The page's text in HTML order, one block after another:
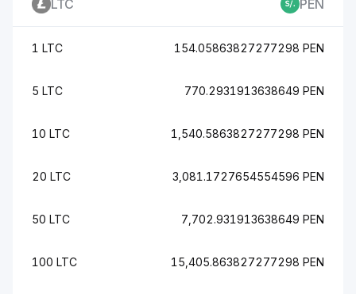
LTC PEN
1 LTC 154.05863827277298 PEN
5 LTC 770.2931913638649 PEN
10 LTC 1,540.5863827277298 PEN
20 LTC 3,081.1727654554596 PEN
50 LTC 7,702.931913638649 PEN
100 LTC 15,405.863827277298 PEN